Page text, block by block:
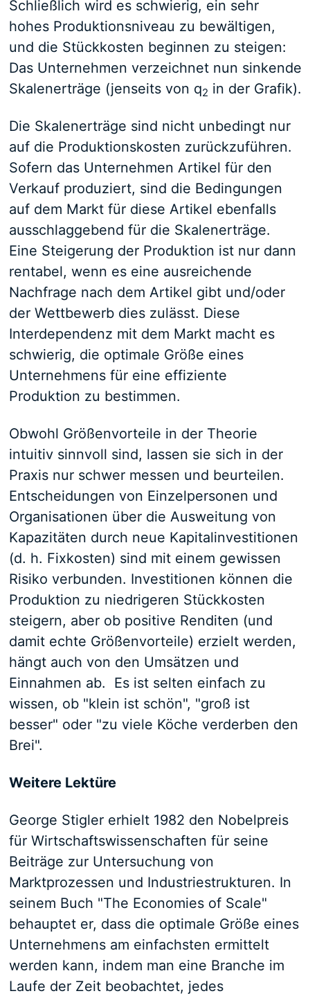
Schließlich wird es schwierig, ein sehr
hohes Produktionsniveau zu bewältigen,
und die Stückkosten beginnen zu steigen:
Das Unternehmen verzeichnet nun sinkende
Skalenerträge (jenseits von q2 in der Grafik).
Die Skalenerträge sind nicht unbedingt nur
auf die Produktionskosten zurückzuführen.
Sofern das Unternehmen Artikel für den
Verkauf produziert, sind die Bedingungen
auf dem Markt für diese Artikel ebenfalls
ausschlaggebend für die Skalenerträge.
Eine Steigerung der Produktion ist nur dann
rentabel, wenn es eine ausreichende
Nachfrage nach dem Artikel gibt und/oder
der Wettbewerb dies zulässt. Diese
Interdependenz mit dem Markt macht es
schwierig, die optimale Größe eines
Unternehmens für eine effiziente
Produktion zu bestimmen.
Obwohl Größenvorteile in der Theorie
intuitiv sinnvoll sind, lassen sie sich in der
Praxis nur schwer messen und beurteilen.
Entscheidungen von Einzelpersonen und
Organisationen über die Ausweitung von
Kapazitäten durch neue Kapitalinvestitionen
(d. h. Fixkosten) sind mit einem gewissen
Risiko verbunden. Investitionen können die
Produktion zu niedrigeren Stückkosten
steigern, aber ob positive Renditen (und
damit echte Größenvorteile) erzielt werden,
hängt auch von den Umsätzen und
Einnahmen ab. Es ist selten einfach zu
wissen, ob "klein ist schön", "groß ist
besser" oder "zu viele Köche verderben den
Brei".
Weitere Lektüre
George Stigler erhielt 1982 den Nobelpreis
für Wirtschaftswissenschaften für seine
Beiträge zur Untersuchung von
Marktprozessen und Industriestrukturen. In
seinem Buch "The Economies of Scale"
behauptet er, dass die optimale Größe eines
Unternehmens am einfachsten ermittelt
werden kann, indem man eine Branche im
Laufe der Zeit beobachtet, jedes